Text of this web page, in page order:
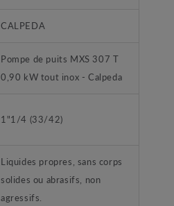
CALPEDA
Pompe de puits MXS 307 T
0,90 kW tout inox - Calpeda
1"1/4 (33/42)
Liquides propres, sans corps
solides ou abrasifs, non
agressifs.